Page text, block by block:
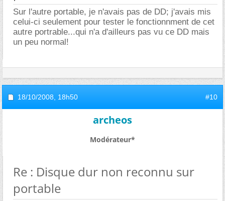
Sur l'autre portable, je n'avais pas de DD; j'avais mis
celui-ci seulement pour tester le fonctionnment de cet
autre portrable...qui n'a d'ailleurs pas vu ce DD mais
un peu normal!
18/10/2008, 18h50 #10
archeos
Modérateur*
Re : Disque dur non reconnu sur
portable